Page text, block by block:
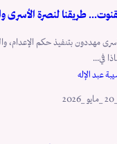
طريقنا لنصرة الأسرى
مهددون بتنفيذ حكم الإعدام،
في...
عبد الإله